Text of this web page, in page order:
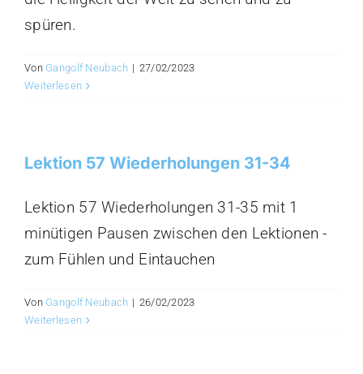
spüren.
Von Gangolf Neubach | 27/02/2023
Weiterlesen
Lektion 57 Wiederholungen 31-34
Lektion 57 Wiederholungen 31-35 mit 1
minütigen Pausen zwischen den Lektionen -
zum Fühlen und Eintauchen
Von Gangolf Neubach | 26/02/2023
Weiterlesen